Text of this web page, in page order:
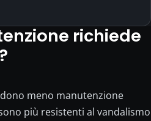
richiede
meno manutenzione
più resistenti al vandalismo